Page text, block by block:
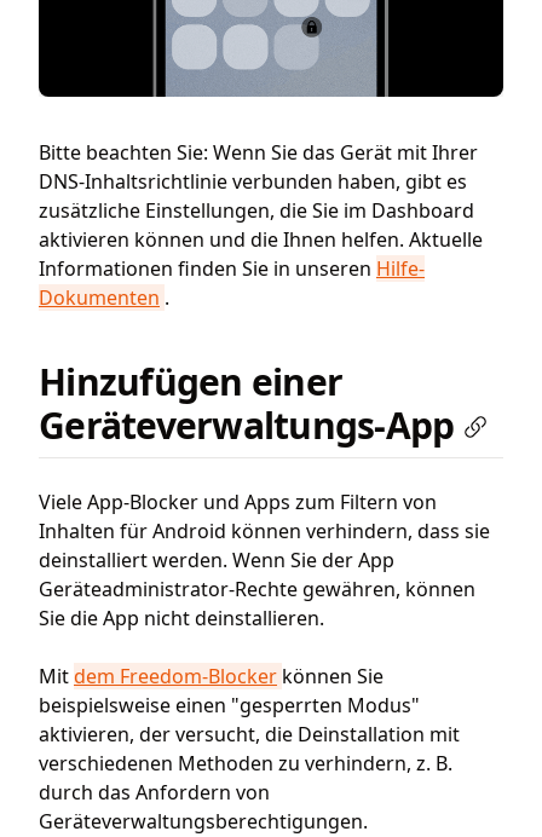
Bitte beachten Sie: Wenn Sie das Gerät mit Ihrer
DNS-Inhaltsrichtlinie verbunden haben, gibt es
zusätzliche Einstellungen, die Sie im Dashboard
aktivieren können und die Ihnen helfen. Aktuelle
Informationen finden Sie in unseren Hilfe-
Dokumenten .
Hinzufügen einer
Geräteverwaltungs-App
Viele App-Blocker und Apps zum Filtern von
Inhalten für Android können verhindern, dass sie
deinstalliert werden. Wenn Sie der App
Geräteadministrator-Rechte gewähren, können
Sie die App nicht deinstallieren.
Mitdem Freedom-Blocker können Sie
beispielsweise einen "gesperrten Modus"
aktivieren, der versucht, die Deinstallation mit
verschiedenen Methoden zu verhindern, z. B.
durch das Anfordern von
Geräteverwaltungsberechtigungen.